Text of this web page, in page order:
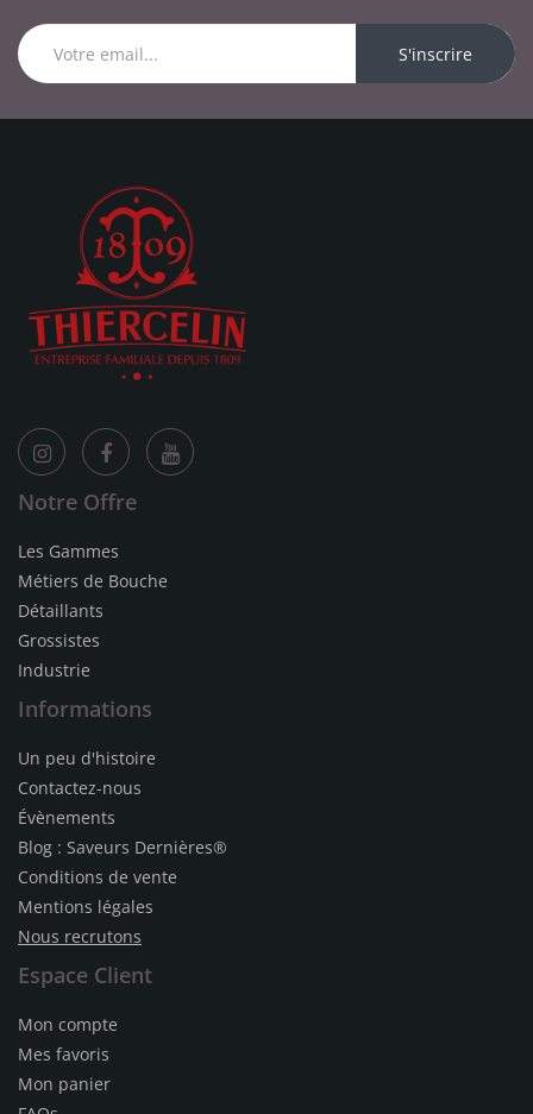
S'inscrire
Notre Offre
Les Gammes
Métiers de Bouche
Détaillants
Grossistes
Industrie
Informations
Un peu d'histoire
Contactez-nous
Évènements
Blog : Saveurs Dernières®
Conditions de vente
Mentions légales
Nous recrutons
Espace Client
Mon compte
Mes favoris
Mon panier